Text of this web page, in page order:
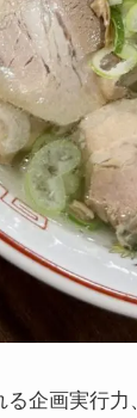
る企画実行